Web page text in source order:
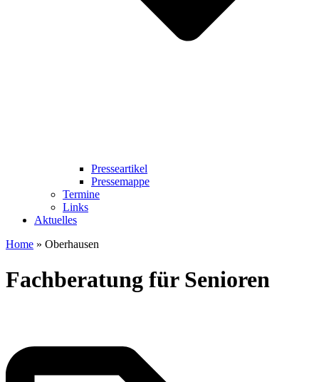
Presseartikel
Pressemappe
Termine
Links
Aktuelles
Home » Oberhausen
Fachberatung für Senioren